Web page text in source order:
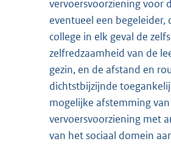
vervoersvoorziening voor
eventueel een
college in elk geval de
zelfredzaamheid van de
gezin, en de afstand en
dichtstbijzijnde
mogelijke afstemming
vervoersvoorziening met
van het sociaal domein